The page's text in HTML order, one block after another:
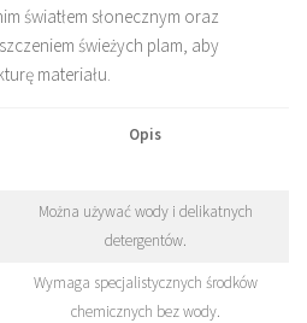
światłem słonecznym oraz
świeżych plam, aby
materiału.
Opis
Można używać wody i delikatnych
detergentów.
Wymaga specjalistycznych środków
chemicznych bez wody.